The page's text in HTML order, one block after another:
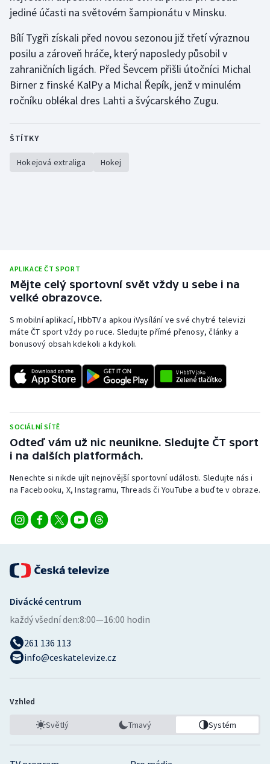
Plážový volejbal
Ragby
Veslování
Vodní slalom
Volejbal
Ostatní
jediné účasti na světovém šampionátu v Minsku.
Bílí Tygři získali před novou sezonou již třetí výraznou
posilu a zároveň hráče, který naposledy působil v
zahraničních ligách. Před Ševcem přišli útočníci Michal
Birner z finské KalPy a Michal Řepík, jenž v minulém
ročníku oblékal dres Lahti a švýcarského Zugu.
ŠTÍTKY
Hokejová extraliga Hokej
APLIKACE ČT SPORT
Mějte celý sportovní svět vždy u sebe i na
velké obrazovce.
S mobilní aplikací, HbbTV a apkou iVysílání ve své chytré televizi
máte ČT sport vždy po ruce. Sledujte přímé přenosy, články a
bonusový obsah kdekoli a kdykoli.
SOCIÁLNÍ SÍTĚ
Odteď vám už nic neunikne. Sledujte ČT sport
i na dalších platformách.
Nenechte si nikde ujít nejnovější sportovní události. Sledujte nás i
na Facebooku, X, Instagramu, Threads či YouTube a buďte v obraze.
Divácké centrum
každý všední den:8:00—16:00 hodin
261 136 113
info@ceskatelevize.cz
Vzhled
Světlý Tmavý Systém